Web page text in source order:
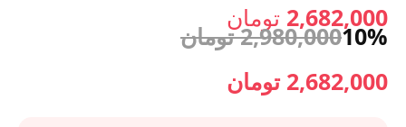
اصلی: 2,682,000 تومان
10%
2,980,000 تومان
قیمت
2,682,000 تومان